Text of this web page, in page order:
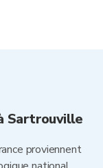
Sartrouville
proviennent